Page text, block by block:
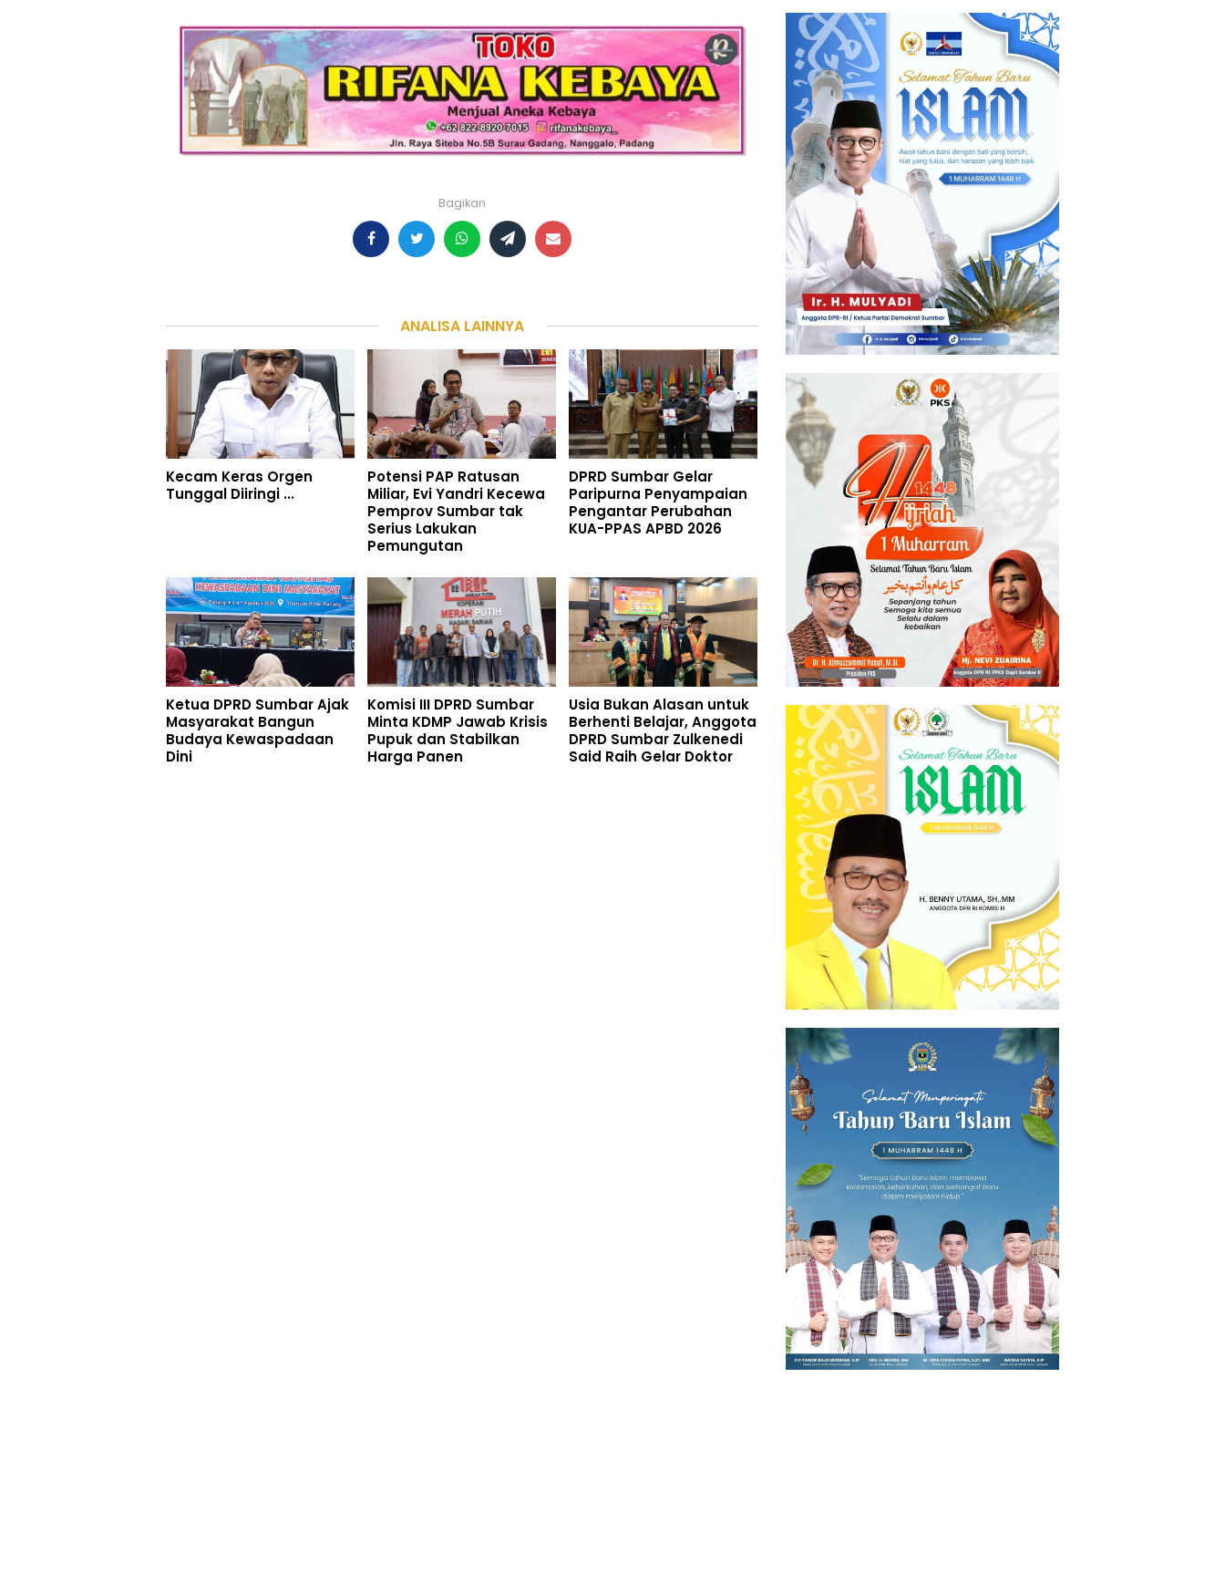
Bagikan
ANALISA LAINNYA
Kecam Keras Orgen
Tunggal Diiringi ...
Potensi PAP Ratusan
Miliar, Evi Yandri Kecewa
Pemprov Sumbar tak
Serius Lakukan
Pemungutan
DPRD Sumbar Gelar
Paripurna Penyampaian
Pengantar Perubahan
KUA-PPAS APBD 2026
Ketua DPRD Sumbar Ajak
Masyarakat Bangun
Budaya Kewaspadaan
Dini
Komisi III DPRD Sumbar
Minta KDMP Jawab Krisis
Pupuk dan Stabilkan
Harga Panen
Usia Bukan Alasan untuk
Berhenti Belajar, Anggota
DPRD Sumbar Zulkenedi
Said Raih Gelar Doktor